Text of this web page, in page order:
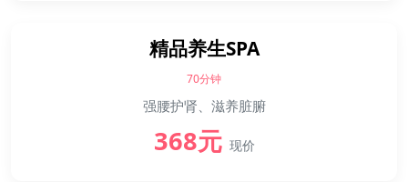
精品养生SPA
70分钟
强腰护肾、滋养脏腑
368元 现价